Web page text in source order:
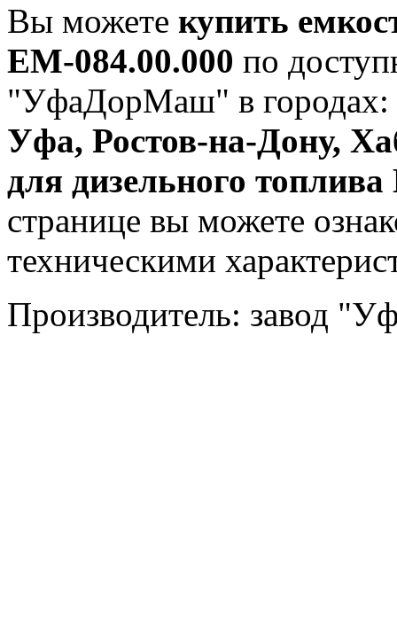
Вы можете купить
ЕМ-084.00.000 по
"УфаДорМаш" в городах:
Уфа, Ростов-на-Дону,
для дизельного
странице вы можете
техническими
Производитель: завод